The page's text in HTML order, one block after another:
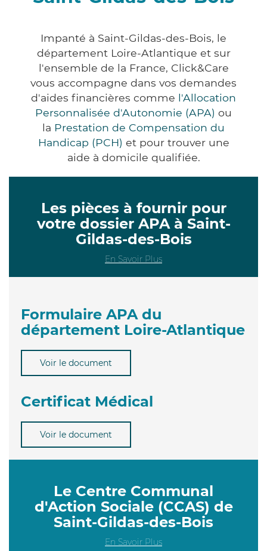
Impanté à Saint-Gildas-des-Bois, le
département Loire-Atlantique et sur
l'ensemble de la France, Click&Care
vous accompagne dans vos demandes
d'aides financières comme l'Allocation
Personnalisée d'Autonomie (APA) ou
la Prestation de Compensation du
Handicap (PCH) et pour trouver une
aide à domicile qualifiée.
Les pièces à fournir pour
votre dossier APA à Saint-
Gildas-des-Bois
En Savoir Plus
Formulaire APA du
département Loire-Atlantique
Voir le document
Certificat Médical
Voir le document
Le Centre Communal
d'Action Sociale (CCAS) de
Saint-Gildas-des-Bois
En Savoir Plus